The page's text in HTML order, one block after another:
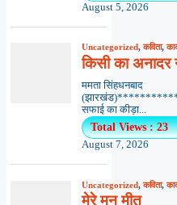
August 5, 2026
Uncategorized,कविता,
किसी का अनादर
ममता सिंहधनबाद
सफाई का कीड़ा...
Total Views : 23
August 7, 2026
Uncategorized,कविता,
मेरे मन मीत